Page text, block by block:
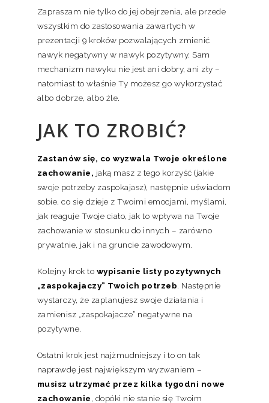
Zapraszam nie tylko do jej obejrzenia, ale przede
wszystkim do zastosowania zawartych w
prezentacji 9 kroków pozwalających zmienić
nawyk negatywny w nawyk pozytywny. Sam
mechanizm nawyku nie jest ani dobry, ani zły –
natomiast to właśnie Ty możesz go wykorzystać
albo dobrze, albo źle.
JAK TO ZROBIĆ?
Zastanów się, co wyzwala Twoje określone
zachowanie, jaką masz z tego korzyść (jakie
swoje potrzeby zaspokajasz), następnie uświadom
sobie, co się dzieje z Twoimi emocjami, myślami,
jak reaguje Twoje ciało, jak to wpływa na Twoje
zachowanie w stosunku do innych – zarówno
prywatnie, jak i na gruncie zawodowym.
Kolejny krok to wypisanie listy pozytywnych
„zaspokajaczy” Twoich potrzeb. Następnie
wystarczy, że zaplanujesz swoje działania i
zamienisz „zaspokajacze” negatywne na
pozytywne.
Ostatni krok jest najżmudniejszy i to on tak
naprawdę jest największym wyzwaniem –
musisz utrzymać przez kilka tygodni nowe
zachowanie, dopóki nie stanie się Twoim